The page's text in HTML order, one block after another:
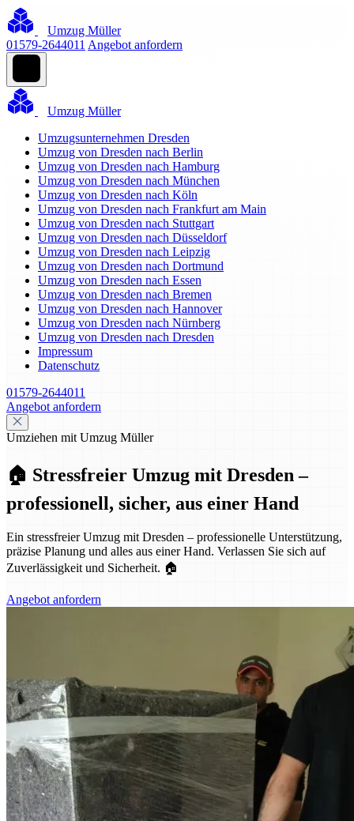
Umzug Müller
01579-2644011 Angebot anfordern
Umzug Müller
Umzugsunternehmen Dresden
Umzug von Dresden nach Berlin
Umzug von Dresden nach Hamburg
Umzug von Dresden nach München
Umzug von Dresden nach Köln
Umzug von Dresden nach Frankfurt am Main
Umzug von Dresden nach Stuttgart
Umzug von Dresden nach Düsseldorf
Umzug von Dresden nach Leipzig
Umzug von Dresden nach Dortmund
Umzug von Dresden nach Essen
Umzug von Dresden nach Bremen
Umzug von Dresden nach Hannover
Umzug von Dresden nach Nürnberg
Umzug von Dresden nach Dresden
Impressum
Datenschutz
01579-2644011
Angebot anfordern
Umziehen mit Umzug Müller
🏠 Stressfreier Umzug mit Dresden –
professionell, sicher, aus einer Hand
Ein stressfreier Umzug mit Dresden – professionelle Unterstützung,
präzise Planung und alles aus einer Hand. Verlassen Sie sich auf
Zuverlässigkeit und Sicherheit. 🏠
Angebot anfordern